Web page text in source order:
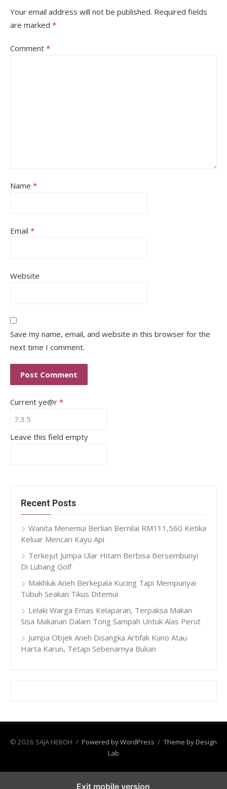
Your email address will not be published. Required fields
are marked *
Comment *
Name *
Email *
Website
Save my name, email, and website in this browser for the
next time I comment.
Current ye@r *
Leave this field empty
Recent Posts
Wanita Menemui Berlian Bernilai RM111,560 Ketika
Keluar Mencari Kayu Api
Terkejut Jumpa Ular Hitam Berbisa Bersembunyi
Di Lubang Golf
Makhluk Aneh Berkepala Kucing Tapi Mempunyai
Tubuh Seakan Tikus Ditemui
Lelaki Warga Emas Kelaparan, Terpaksa Makan
Sisa Makanan Dalam Tong Sampah Untuk Alas Perut
Jumpa Objek Aneh Disangka Artifak Kuno Atau
Harta Karun, Tetapi Sebenarnya Bukan
© 2026 SAJA HEBOH / Powered by WordPress / Theme by Design
Lab
Exit mobile version